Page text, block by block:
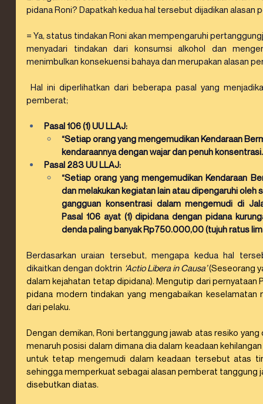
pidana Roni? Dapatkah kedua hal tersebut dijadikan alasan
= Ya, status tindakan Roni akan mempengaruhi
menyadari tindakan dari konsumsi alkohol dan
menimbulkan konsekuensi bahaya dan merupakan alasan
Hal ini diperlihatkan dari beberapa pasal yang
pemberat;
Pasal 106 (1) UU LLAJ:
“Setiap orang yang mengemudikan Kendaraan
kendaraannya dengan wajar dan penuh
Pasal 283 UU LLAJ:
“Setiap orang yang mengemudikan Kendaraan
dan melakukan kegiatan lain atau dipengaruhi oleh
gangguan konsentrasi dalam mengemudi di
Pasal 106 ayat (1) dipidana dengan pidana
denda paling banyak Rp750.000,00 (tujuh ratus
Berdasarkan uraian tersebut, mengapa kedua hal
dikaitkan dengan doktrin ‘Actio Libera in Causa’ (Seseorang
dalam kejahatan tetap dipidana). Mengutip dari pernyataan
pidana modern tindakan yang mengabaikan keselamatan
dari pelaku.
Dengan demikan, Roni bertanggung jawab atas resiko
menaruh posisi dalam dimana dia dalam keadaan
untuk tetap mengemudi dalam keadaan tersebut atas
sehingga memperkuat sebagai alasan pemberat tanggung
disebutkan diatas.